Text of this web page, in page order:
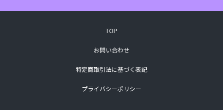
TOP
お問い合わせ
特定商取引法に基づく表記
プライバシーポリシー